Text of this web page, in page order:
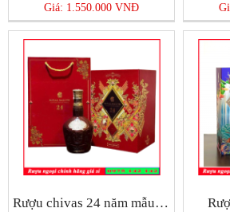
Giá: 1.550.000 VNĐ
Rượu chivas 24 năm mẫu Quà Tết 2025